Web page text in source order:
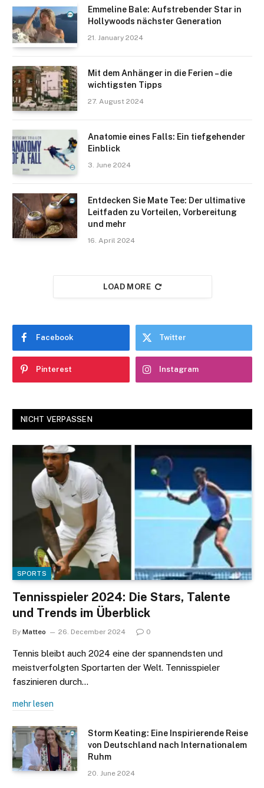
Emmeline Bale: Aufstrebender Star in
Hollywoods nächster Generation
21. January 2024
Mit dem Anhänger in die Ferien – die
wichtigsten Tipps
27. August 2024
Anatomie eines Falls: Ein tiefgehender
Einblick
3. June 2024
Entdecken Sie Mate Tee: Der ultimative
Leitfaden zu Vorteilen, Vorbereitung
und mehr
16. April 2024
LOAD MORE
Facebook Twitter
Pinterest Instagram
NICHT VERPASSEN
SPORTS
Tennisspieler 2024: Die Stars, Talente
und Trends im Überblick
By Matteo 26. December 2024 0
Tennis bleibt auch 2024 eine der spannendsten und
meistverfolgten Sportarten der Welt. Tennisspieler
faszinieren durch…
mehr lesen
Storm Keating: Eine Inspirierende Reise
von Deutschland nach Internationalem
Ruhm
20. June 2024